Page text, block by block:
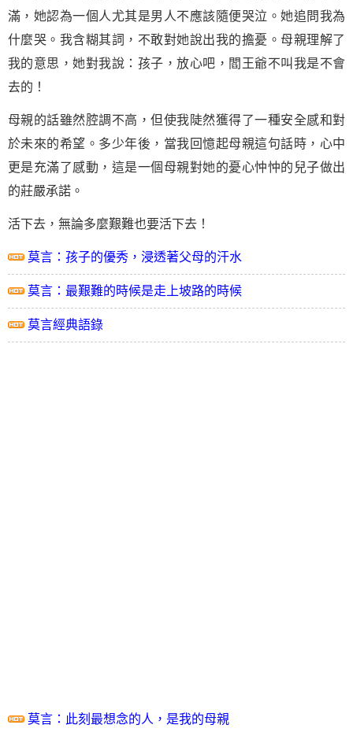
滿，她認為一個人尤其是男人不應該隨便哭泣。她追問我為
什麼哭。我含糊其詞，不敢對她說出我的擔憂。母親理解了
我的意思，她對我說：孩子，放心吧，閻王爺不叫我是不會
去的！
母親的話雖然腔調不高，但使我陡然獲得了一種安全感和對
於未來的希望。多少年後，當我回憶起母親這句話時，心中
更是充滿了感動，這是一個母親對她的憂心忡忡的兒子做出
的莊嚴承諾。
活下去，無論多麼艱難也要活下去！
莫言：孩子的優秀，浸透著父母的汗水
莫言：最艱難的時候是走上坡路的時候
莫言經典語錄
莫言：此刻最想念的人，是我的母親